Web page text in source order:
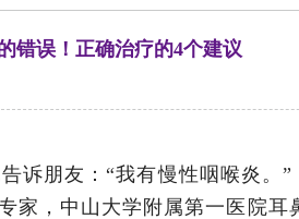
错误！正确治疗的4个建议
诉朋友：“我有慢性咽喉炎。”
家，中山大学附属第一医院耳